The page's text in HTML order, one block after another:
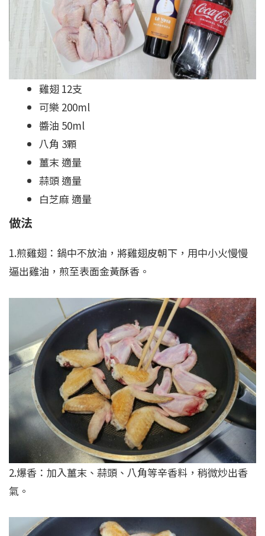
雞翅 12支
可樂 200ml
醬油 50ml
八角 3顆
薑末 適量
蒜頭 適量
白芝麻 適量
做法
1.煎雞翅：鍋中不放油，將雞翅皮朝下，用中小火慢慢
逼出雞油，煎至表面金黃酥香。
2.爆香：加入薑末、蒜頭、八角等辛香料，稍微炒出香
氣。